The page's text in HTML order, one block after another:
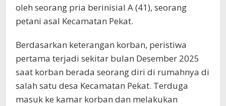
oleh seorang pria berinisial A (41), seorang
petani asal Kecamatan Pekat.
Berdasarkan keterangan korban, peristiwa
pertama terjadi sekitar bulan Desember 2025
saat korban berada seorang diri di rumahnya di
salah satu desa Kecamatan Pekat. Terduga
masuk ke kamar korban dan melakukan